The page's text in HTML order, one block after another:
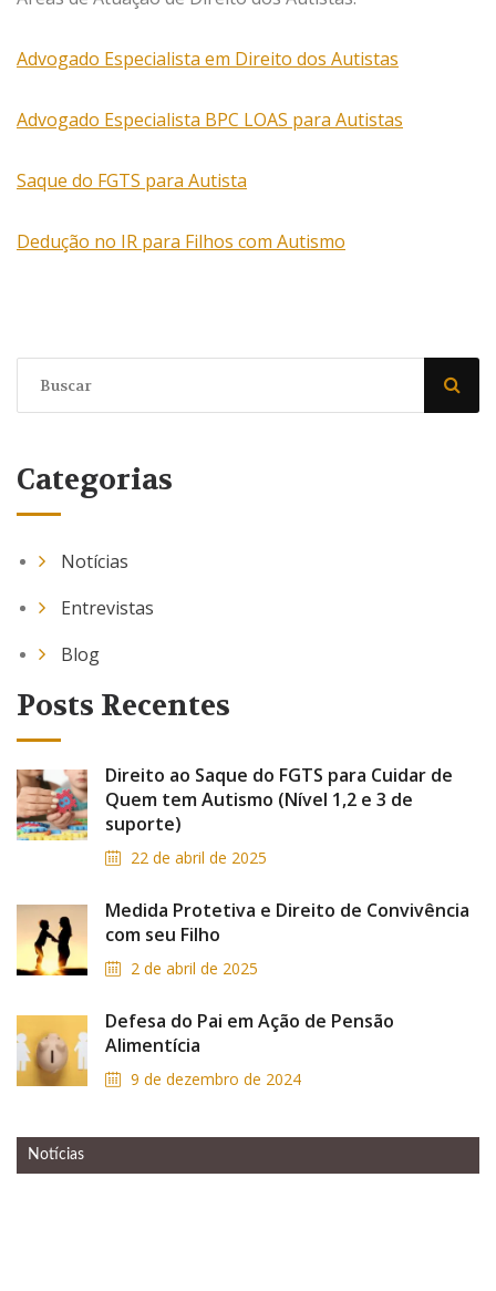
Advogado Especialista em Direito dos Autistas
Advogado Especialista BPC LOAS para Autistas
Saque do FGTS para Autista
Dedução no IR para Filhos com Autismo
Categorias
Notícias
Entrevistas
Blog
Posts Recentes
Direito ao Saque do FGTS para Cuidar de
Quem tem Autismo (Nível 1,2 e 3 de
suporte)
22 de abril de 2025
Medida Protetiva e Direito de Convivência
com seu Filho
2 de abril de 2025
Defesa do Pai em Ação de Pensão
Alimentícia
9 de dezembro de 2024
Notícias